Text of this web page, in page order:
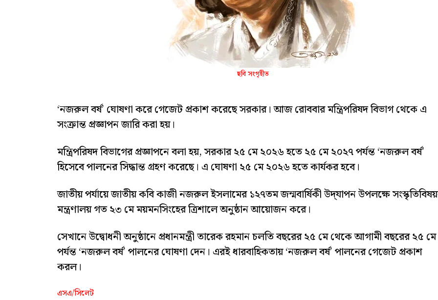
ছবি সংগৃহীত
‘নজরুল বর্ষ’ ঘোষণা করে গেজেট প্রকাশ করেছে সরকার। আজ রোববার মন্ত্রিপরিষদ বিভাগ থেকে এ
সংক্রান্ত প্রজ্ঞাপন জারি করা হয়।
মন্ত্রিপরিষদ বিভাগের প্রজ্ঞাপনে বলা হয়, সরকার ২৫ মে ২০২৬ হতে ২৫ মে ২০২৭ পর্যন্ত ‘নজরুল বর্ষ'
হিসেবে পালনের সিদ্ধান্ত গ্রহণ করেছে। এ ঘোষণা ২৫ মে ২০২৬ হতে কার্যকর হবে।
জাতীয় পর্যায়ে জাতীয় কবি কাজী নজরুল ইসলামের ১২৭তম জন্মবার্ষিকী উদ্‌যাপন উপলক্ষে
মন্ত্রণালয় গত ২৩ মে ময়মনসিংহের ত্রিশালে অনুষ্ঠান আয়োজন করে।
সেখানে উদ্বোধনী অনুষ্ঠানে প্রধানমন্ত্রী তারেক রহমান চলতি বছরের ২৫ মে থেকে আগামী বছরের ২৫ মে
পর্যন্ত ‘নজরুল বর্ষ’ পালনের ঘোষণা দেন। এরই ধারবাহিকতায় ‘নজরুল বর্ষ’ পালনের গেজেট প্রকাশ
করল।
এসএ/সিলেট